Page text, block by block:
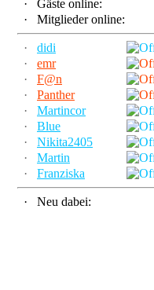
·
Gäste online:
·
Mitglieder online:
·
didi
·
emr
·
F@n
·
Panther
·
Martincor
·
Blue
·
Nikita2405
·
Martin
·
Franziska
· Neu dabei: